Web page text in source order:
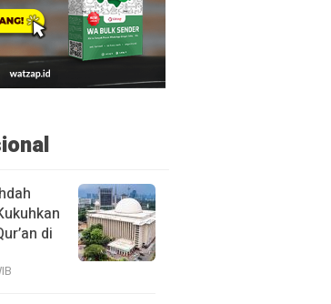
di